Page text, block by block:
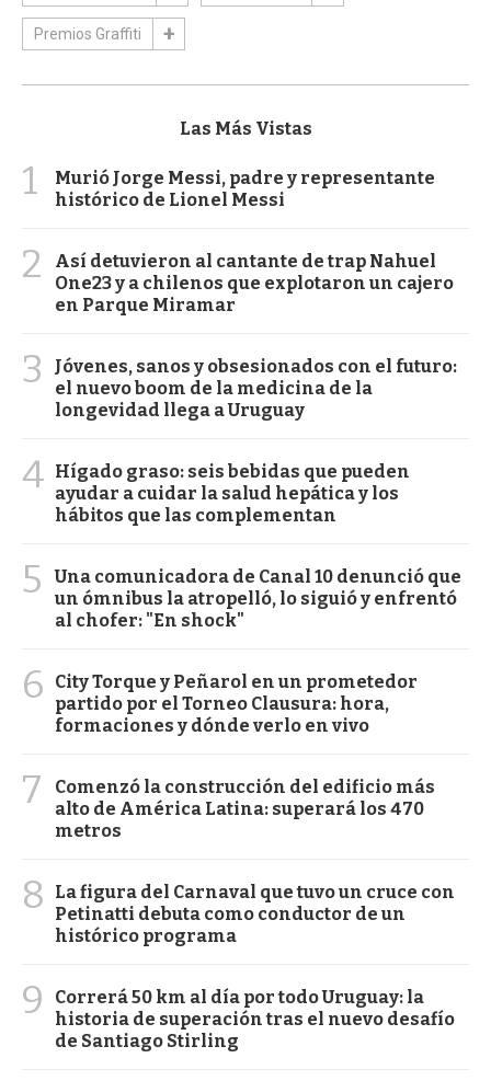
Premios Graffiti
Las Más Vistas
1
Murió Jorge Messi, padre y representante
histórico de Lionel Messi
2
Así detuvieron al cantante de trap Nahuel
One23 y a chilenos que explotaron un cajero
en Parque Miramar
3
Jóvenes, sanos y obsesionados con el futuro:
el nuevo boom de la medicina de la
longevidad llega a Uruguay
4 Hígado graso: seis bebidas que pueden
ayudar a cuidar la salud hepática y los
hábitos que las complementan
5
Una comunicadora de Canal 10 denunció que
un ómnibus la atropelló, lo siguió y enfrentó
al chofer: "En shock"
6
City Torque y Peñarol en un prometedor
partido por el Torneo Clausura: hora,
formaciones y dónde verlo en vivo
7
Comenzó la construcción del edificio más
alto de América Latina: superará los 470
metros
8
La figura del Carnaval que tuvo un cruce con
Petinatti debuta como conductor de un
histórico programa
9
Correrá 50 km al día por todo Uruguay: la
historia de superación tras el nuevo desafío
de Santiago Stirling